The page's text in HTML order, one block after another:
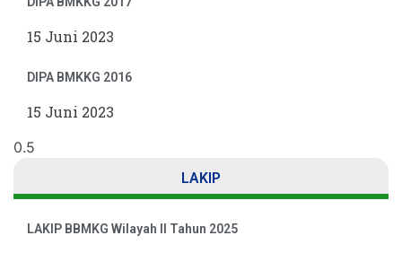
15 Juni 2023
DIPA BMKKG 2016
15 Juni 2023
LAKIP
LAKIP BBMKG Wilayah II Tahun 2025